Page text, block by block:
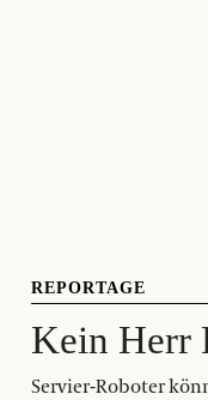
REPORTAGE
Kein Herr
Servier-Roboter